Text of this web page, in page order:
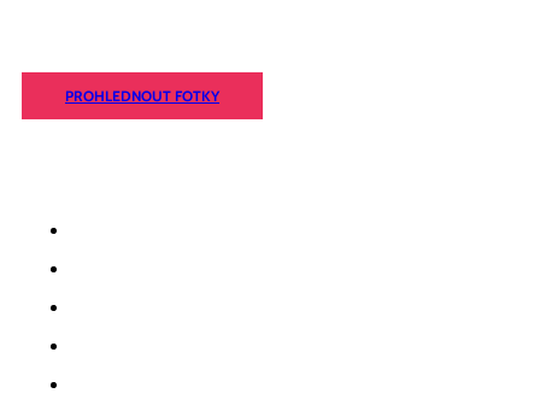
PROHLEDNOUT FOTKY